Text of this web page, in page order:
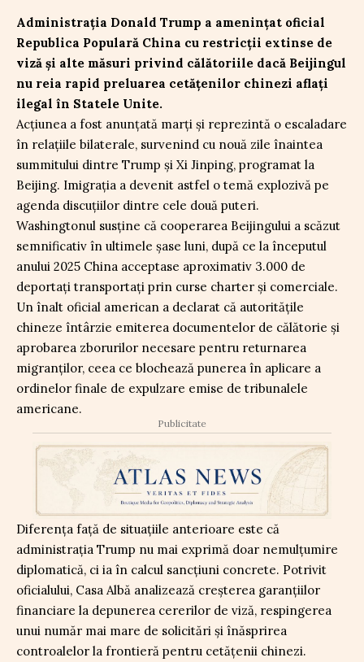
Administrația Donald Trump a amenințat oficial
Republica Populară China cu restricții extinse de
viză și alte măsuri privind călătoriile dacă Beijingul
nu reia rapid preluarea cetățenilor chinezi aflați
ilegal în Statele Unite.
Acțiunea a fost anunțată marți și reprezintă o escaladare
în relațiile bilaterale, survenind cu nouă zile înaintea
summitului dintre Trump și Xi Jinping, programat la
Beijing. Imigrația a devenit astfel o temă explozivă pe
agenda discuțiilor dintre cele două puteri.
Washingtonul susține că cooperarea Beijingului a scăzut
semnificativ în ultimele șase luni, după ce la începutul
anului 2025 China acceptase aproximativ 3.000 de
deportați transportați prin curse charter și comerciale.
Un înalt oficial american a declarat că autoritățile
chineze întârzie emiterea documentelor de călătorie și
aprobarea zborurilor necesare pentru returnarea
migranților, ceea ce blochează punerea în aplicare a
ordinelor finale de expulzare emise de tribunalele
americane.
Publicitate
Diferența față de situațiile anterioare este că
administrația Trump nu mai exprimă doar nemulțumire
diplomatică, ci ia în calcul sancțiuni concrete. Potrivit
oficialului, Casa Albă analizează creșterea garanțiilor
financiare la depunerea cererilor de viză, respingerea
unui număr mai mare de solicitări și înăsprirea
controalelor la frontieră pentru cetățenii chinezi.